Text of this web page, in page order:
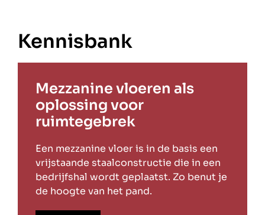
Kennisbank
Mezzanine vloeren als
oplossing voor
ruimtegebrek
Een mezzanine vloer is in de basis een
vrijstaande staalconstructie die in een
bedrijfshal wordt geplaatst. Zo benut je
de hoogte van het pand.